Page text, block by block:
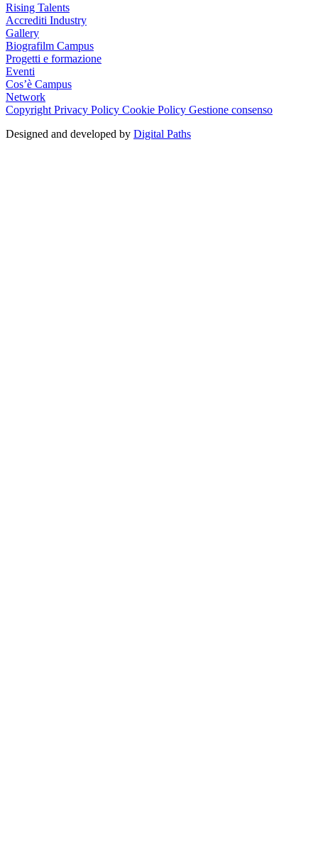
Rising Talents
Accrediti Industry
Gallery
Biografilm Campus
Progetti e formazione
Eventi
Cos’è Campus
Network
Copyright Privacy Policy Cookie Policy Gestione consenso
Designed and developed by Digital Paths